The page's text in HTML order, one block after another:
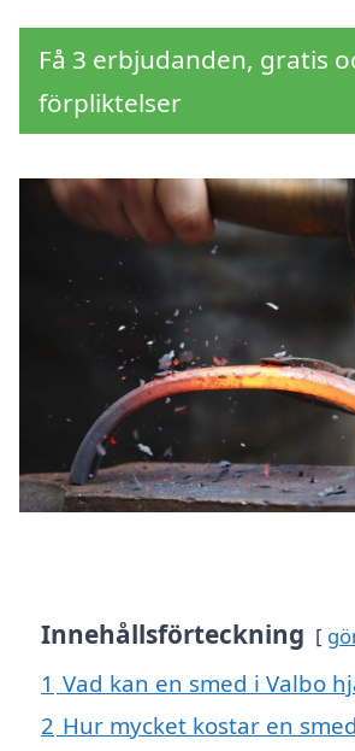
Få 3 erbjudanden, gratis
förpliktelser
Innehållsförteckning
1 Vad kan en smed i Valbo
2 Hur mycket kostar en